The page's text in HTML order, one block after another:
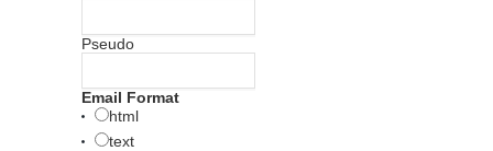
Pseudo
Email Format
html
text